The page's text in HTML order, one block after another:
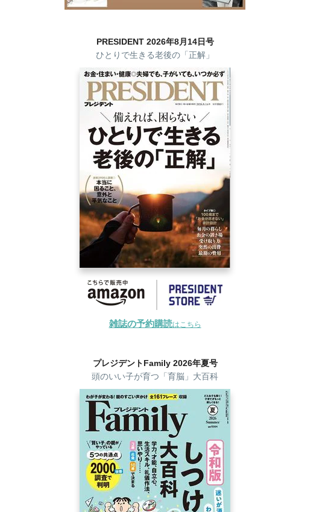
PRESIDENT 2026年8月14日号
ひとりで生きる老後の「正解」
雑誌の予約購読はこちら
プレジデントFamily 2026年夏号
頭のいい子が育つ「育脳」大百科